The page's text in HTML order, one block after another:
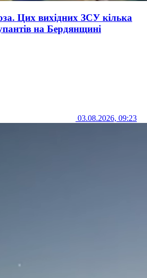
Цих вихідних ЗСУ кілька
на Бердянщині
03.08.2026, 09:23